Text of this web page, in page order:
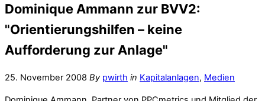
Dominique Ammann zur BVV2:
"Orientierungshilfen – keine
Aufforderung zur Anlage"
25. November 2008 By pwirth in Kapitalanlagen, Medien